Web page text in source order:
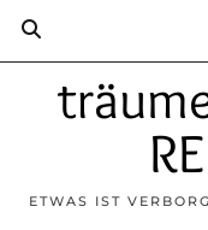
ETWAS IST